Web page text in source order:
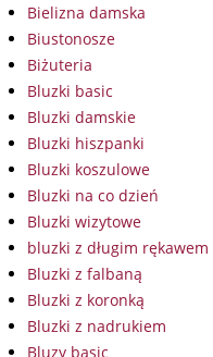
Bielizna damska
Biustonosze
Biżuteria
Bluzki basic
Bluzki damskie
Bluzki hiszpanki
Bluzki koszulowe
Bluzki na co dzień
Bluzki wizytowe
bluzki z długim rękawem
Bluzki z falbaną
Bluzki z koronką
Bluzki z nadrukiem
Bluzy basic